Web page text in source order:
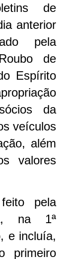
de
anterior
pela
de
Espírito
da
veículos
além
valores
pela
na 1ª
e incluía,
primeiro